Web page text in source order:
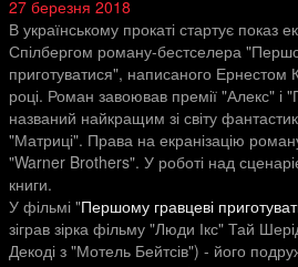
27 березня 2018
В українському прокаті стартує показ
Спілбергом роману-бестселера
приготуватися", написаного Ернестом
році. Роман завоював премії "Алекс" і
названий найкращим зі світу
"Матриці". Права на екранізацію
"Warner Brothers". У роботі над
книги.
У фільмі "Першому гравцеві
зіграв зірка фільму "Люди Ікс" Тай
Декоді з "Мотель Бейтсів") - його